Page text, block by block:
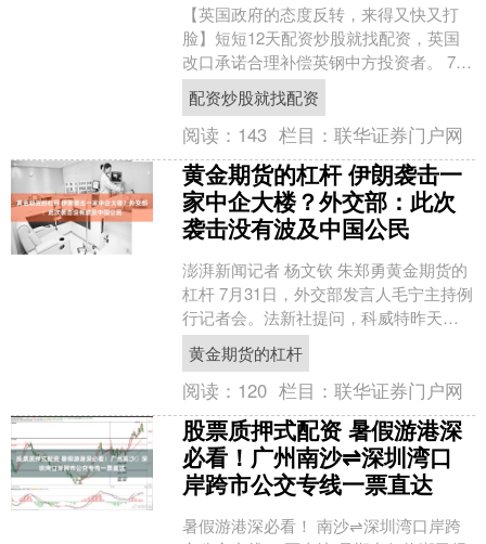
【英国政府的态度反转，来得又快又打
脸】短短12天配资炒股就找配资，英国
改口承诺合理补偿英钢中方投资者。 7月
16号立法国有化那天，英国商业和贸易
部的原话是“赔偿....
配资炒股就找配资
阅读： 143 栏目：联华证券门户网
黄金期货的杠杆 伊朗袭击一
家中企大楼？外交部：此次
袭击没有波及中国公民
澎湃新闻记者 杨文钦 朱郑勇黄金期货的
杠杆 7月31日，外交部发言人毛宁主持例
行记者会。法新社提问，科威特昨天表
示，伊朗袭击了一家中国企业的大楼，
造成一人死亡。....
黄金期货的杠杆
阅读： 120 栏目：联华证券门户网
股票质押式配资 暑假游港深
必看！广州南沙⇌深圳湾口
岸跨市公交专线一票直达
暑假游港深必看！ 南沙⇌深圳湾口岸跨